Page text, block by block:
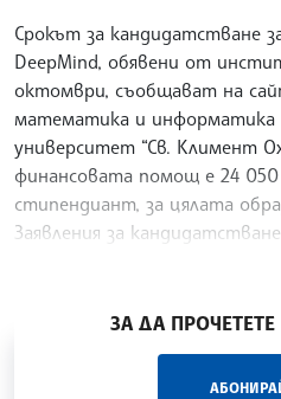
Срокът за кандидатстване
DeepMind, обявени от
октомври, съобщават на
математика и
университет “Св. Климент
финансовата помощ е 24 050
стипендиант, за цялата
Заявления за
ЗА ДА
„Час ЛИК“ на БТА е